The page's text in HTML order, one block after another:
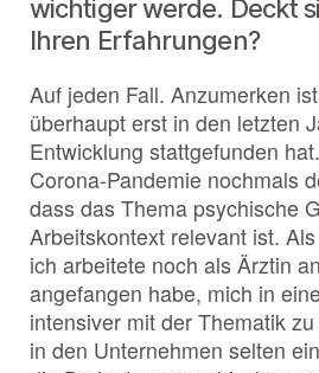
wichtiger werde. Deckt
Ihren Erfahrungen?
Auf jeden Fall. Anzumerken
überhaupt erst in den letzten
Entwicklung stattgefunden
Corona-Pandemie nochmals
dass das Thema psychische
Arbeitskontext relevant ist.
ich arbeitete noch als Ärztin
angefangen habe, mich in
intensiver mit der Thematik
in den Unternehmen selten